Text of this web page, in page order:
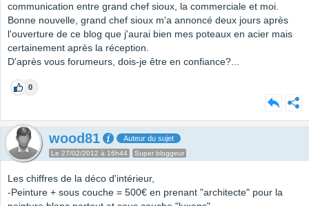
communication entre grand chef sioux, la commerciale et moi.
Bonne nouvelle, grand chef sioux m'a annoncé deux jours après
l'ouverture de ce blog que j'aurai bien mes poteaux en acier mais
certainement après la réception.
D'après vous forumeurs, dois-je être en confiance?...
0
wood81 Auteur du sujet
Le 27/02/2012 à 16h44 Super bloggeur
Les chiffres de la déco d'intérieur,
-Peinture + sous couche = 500€ en prenant "architecte" pour la